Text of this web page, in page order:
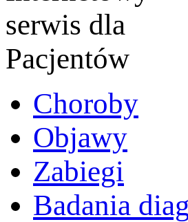
Choroby
Objawy
Zabiegi
Badania